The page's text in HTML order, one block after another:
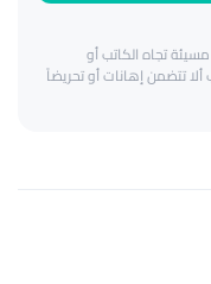
تجاه الكاتب أو
تتضمن إهانات أو تحريضاً